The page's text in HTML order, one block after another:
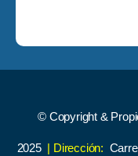
© Copyright &
2025 | Dirección: